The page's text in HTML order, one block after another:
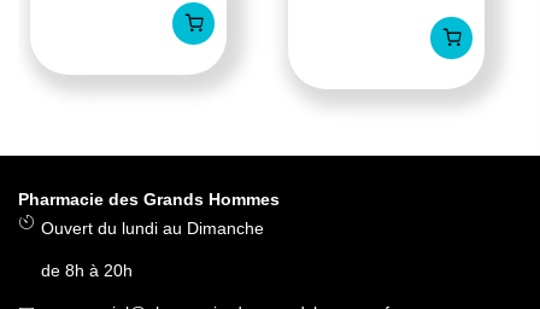
Pharmacie des Grands Hommes
Ouvert du lundi au Dimanche
de 8h à 20h